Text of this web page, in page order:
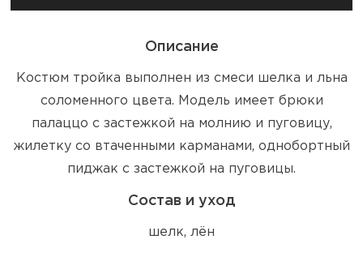
Описание
Костюм тройка выполнен из смеси шелка и льна
соломенного цвета. Модель имеет брюки
палаццо с застежкой на молнию и пуговицу,
жилетку со втаченными карманами, однобортный
пиджак с застежкой на пуговицы.
Состав и уход
шелк, лён